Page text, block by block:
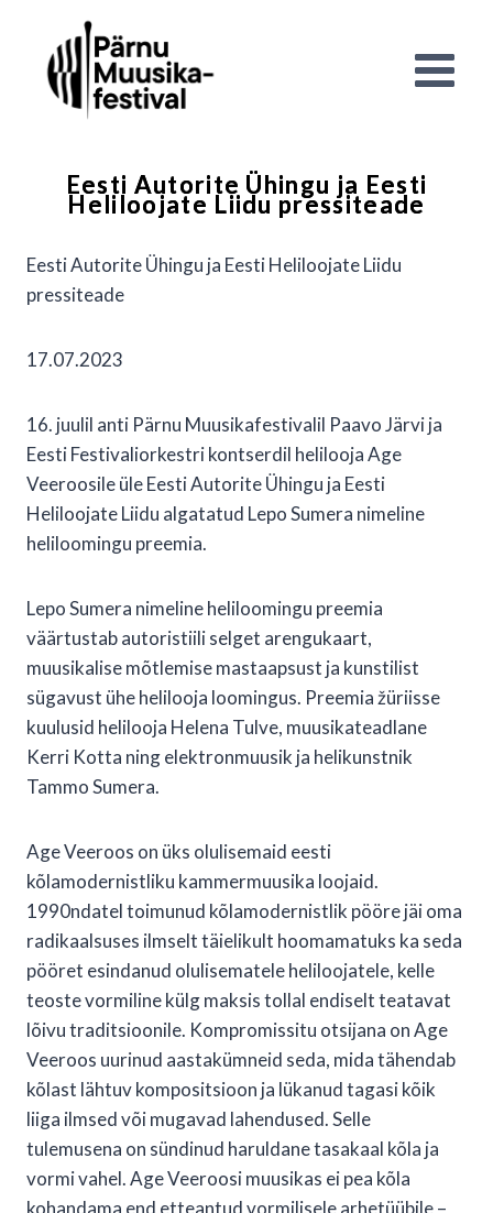
content
Eesti Autorite Ühingu ja Eesti
Heliloojate Liidu pressiteade
Eesti Autorite Ühingu ja Eesti Heliloojate Liidu
pressiteade
17.07.2023
16. juulil anti Pärnu Muusikafestivalil Paavo Järvi ja
Eesti Festivaliorkestri kontserdil helilooja Age
Veeroosile üle Eesti Autorite Ühingu ja Eesti
Heliloojate Liidu algatatud Lepo Sumera nimeline
heliloomingu preemia.
Lepo Sumera nimeline heliloomingu preemia
väärtustab autoristiili selget arengukaart,
muusikalise mõtlemise mastaapsust ja kunstilist
sügavust ühe helilooja loomingus. Preemia žüriisse
kuulusid helilooja Helena Tulve, muusikateadlane
Kerri Kotta ning elektronmuusik ja helikunstnik
Tammo Sumera.
Age Veeroos on üks olulisemaid eesti
kõlamodernistliku kammermuusika loojaid.
1990ndatel toimunud kõlamodernistlik pööre jäi oma
radikaalsuses ilmselt täielikult hoomamatuks ka seda
pööret esindanud olulisematele heliloojatele, kelle
teoste vormiline külg maksis tollal endiselt teatavat
lõivu traditsioonile. Kompromissitu otsijana on Age
Veeroos uurinud aastakümneid seda, mida tähendab
kõlast lähtuv kompositsioon ja lükanud tagasi kõik
liiga ilmsed või mugavad lahendused. Selle
tulemusena on sündinud haruldane tasakaal kõla ja
vormi vahel. Age Veeroosi muusikas ei pea kõla